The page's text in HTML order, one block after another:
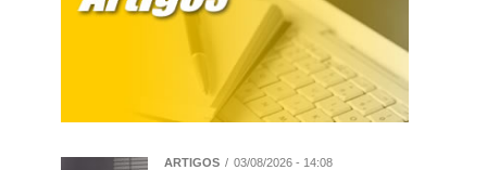
ARTIGOS 03/08/2026 - 14:08